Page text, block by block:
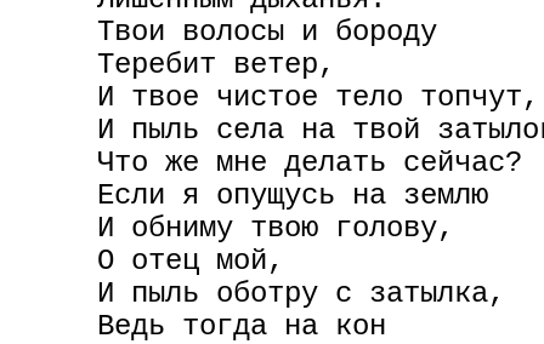
     Твои волосы и бороду
     Теребит ветер,
     И твое чистое тело топчут,
И пыль села на твой
     Что же мне делать сейчас?
     Если я опущусь на землю
     И обниму твою голову,
     О отец мой,
     И пыль оботру с затылка,
     Ведь тогда на кон